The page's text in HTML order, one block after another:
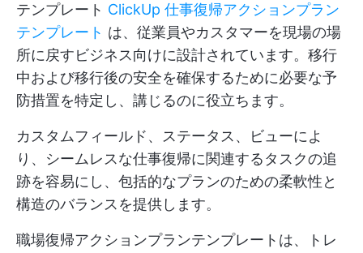
テンプレート ClickUp 仕事復帰アクションプラン
テンプレート は、従業員やカスタマーを現場の場
所に戻すビジネス向けに設計されています。移行
中および移行後の安全を確保するために必要な予
防措置を特定し、講じるのに役立ちます。
カスタムフィールド、ステータス、ビューによ
り、シームレスな仕事復帰に関連するタスクの追
跡を容易にし、包括的なプランのための柔軟性と
構造のバランスを提供します。
職場復帰アクションプランテンプレートは、トレ